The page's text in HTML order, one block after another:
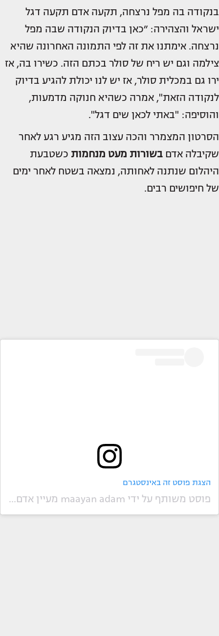
בנקודה בה מפל נרצחה, תקעה אדם תקעה דגל
ישראל והצהירה: ״כאן בדיוק הנקודה שבה מפל
נרצחה. אימתנו את זה לפי התמונה האחרונה שהיא
צילמה וגם יש ריח של סולר בכתם הזה. כשירו בה, אז
ירו גם במכלית סולר, אז יש לנו יכולת להגיע בדיוק
לנקודה הזאת", אמרה כשהיא חנוקה מדמעות,
והוסיפה: "באתי לכאן שים דגל".
הסרטון המצמרר והכה עצוב הזה מגיע רגע לאחר
שקיבלה אדם בשורות מעט מנחמות כשטבעת
היהלום שנתנה לאחותה, נמצאה בשטח לאחר ימים
של חיפושים רבים.
הצגת פוסט זה באינסטגרם
פוסט משותף על ידי ‏‎maayan adam מעיין אדם‎‏ (@‏‎maayanadam‎‏)